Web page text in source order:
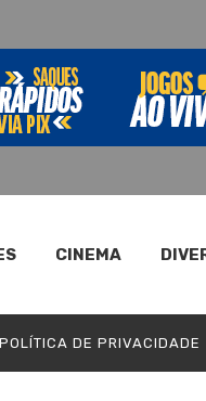
CINEMA
POLÍTICA DE PRIVACIDADE